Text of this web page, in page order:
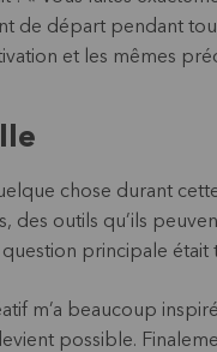
de départ pendant
et les mêmes
chose durant
des outils qu’ils
principale
m’a beaucoup
possible.